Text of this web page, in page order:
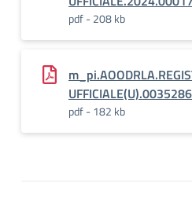
pdf - 208 kb
pdf - 182 kb